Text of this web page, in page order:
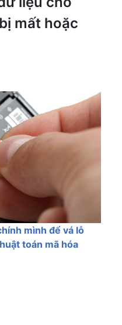
mất hoặc
mình để vá lỗ
toán mã hóa